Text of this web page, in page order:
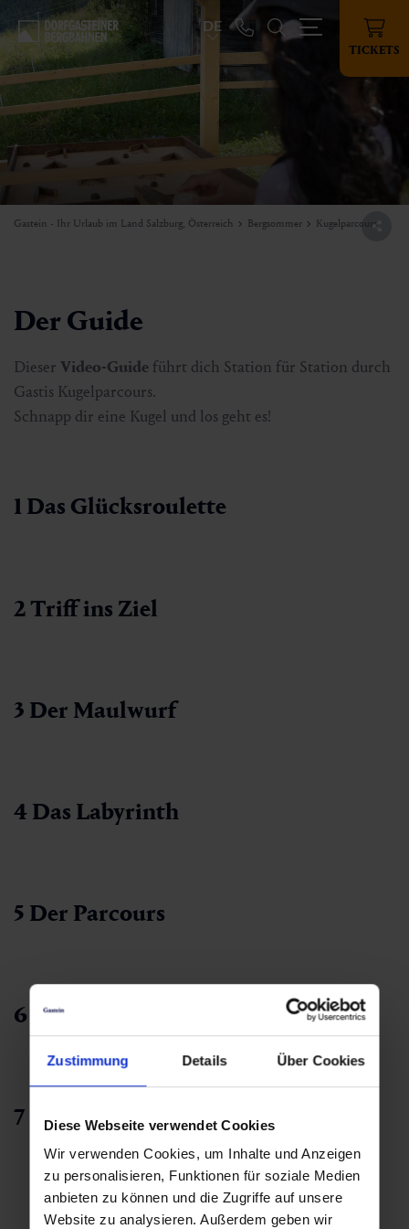
Zustimmung Details Über Cookies
Diese Webseite verwendet Cookies
Wir verwenden Cookies, um Inhalte und Anzeigen
zu personalisieren, Funktionen für soziale Medien
anbieten zu können und die Zugriffe auf unsere
Website zu analysieren. Außerdem geben wir
TICKETS
DE
Gastein - Ihr Urlaub im Land Salzburg, Österreich Bergsommer Kugelparcours
Der Guide
Dieser Video-Guide führt dich Station für Station durch
Gastis Kugelparcours.
Schnapp dir eine Kugel und los geht es!
1 Das Glücksroulette
2 Triff ins Ziel
3 Der Maulwurf
4 Das Labyrinth
5 Der Parcours
6 Die Rollrinne
7 Die Schatzkiste